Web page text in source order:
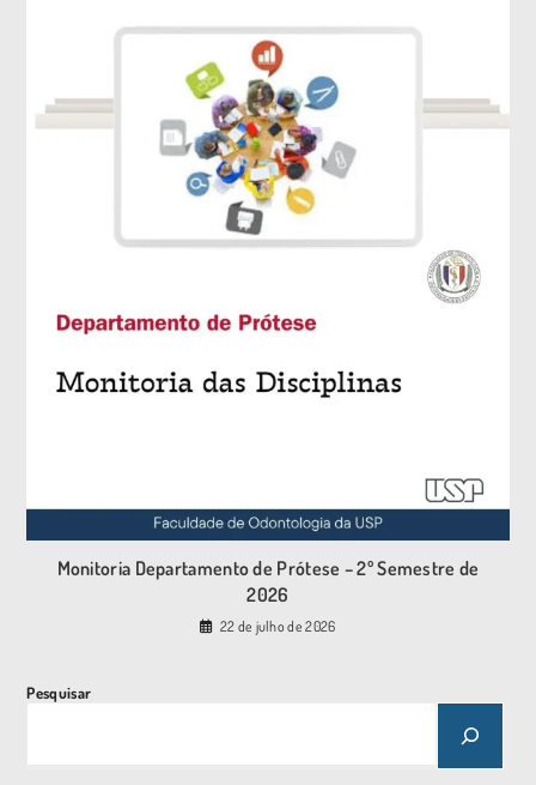
Monitoria Departamento de Prótese – 2º Semestre de
2026
22 de julho de 2026
Pesquisar